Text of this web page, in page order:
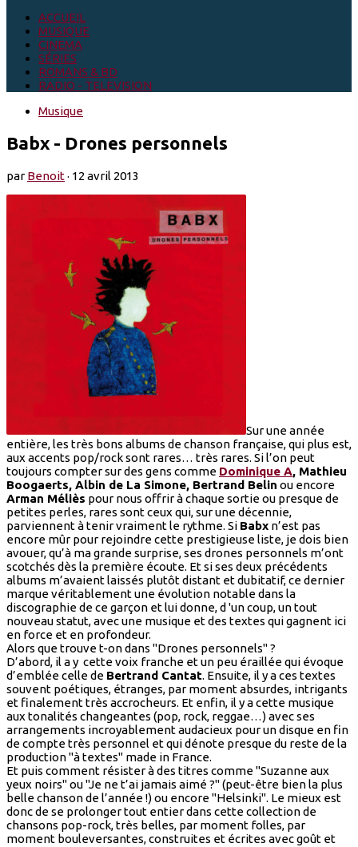
ACCUEIL
MUSIQUE
CINEMA
SÉRIES
ROMANS & BD
RADIO - TELEVISION
Musique
Babx - Drones personnels
parBenoit· 12 avril 2013
Sur une année
entière, les très bons albums de chanson française, qui plus est,
aux accents pop/rock sont rares… très rares. Si l’on peut
toujours compter sur des gens comme Dominique A, Mathieu
Boogaerts, Albin de La Simone, Bertrand Belin ou encore
Arman Méliès pour nous offrir à chaque sortie ou presque de
petites perles, rares sont ceux qui, sur une décennie,
parviennent à tenir vraiment le rythme. Si Babx n’est pas
encore mûr pour rejoindre cette prestigieuse liste, je dois bien
avouer, qu’à ma grande surprise, ses drones personnels m’ont
scotchés dès la première écoute. Et si ses deux précédents
albums m’avaient laissés plutôt distant et dubitatif, ce dernier
marque véritablement une évolution notable dans la
discographie de ce garçon et lui donne, d 'un coup, un tout
nouveau statut, avec une musique et des textes qui gagnent ici
en force et en profondeur.
Alors que trouve t-on dans "Drones personnels" ?
D’abord, il a y cette voix franche et un peu éraillée qui évoque
d’emblée celle de Bertrand Cantat. Ensuite, il y a ces textes
souvent poétiques, étranges, par moment absurdes, intrigants
et finalement très accrocheurs. Et enfin, il y a cette musique
aux tonalités changeantes (pop, rock, reggae…) avec ses
arrangements incroyablement audacieux pour un disque en fin
de compte très personnel et qui dénote presque du reste de la
production "à textes" made in France.
Et puis comment résister à des titres comme "Suzanne aux
yeux noirs" ou "Je ne t’ai jamais aimé ?" (peut-être bien la plus
belle chanson de l’année !) ou encore "Helsinki". Le mieux est
donc de se prolonger tout entier dans cette collection de
chansons pop-rock, très belles, par moment folles, par
moment bouleversantes, construites et écrites avec goût et